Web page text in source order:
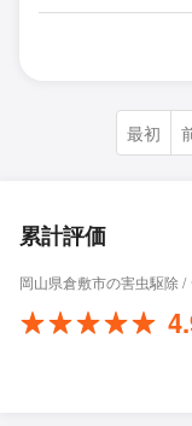
最初
累計評価
岡山県倉敷市の害虫駆除